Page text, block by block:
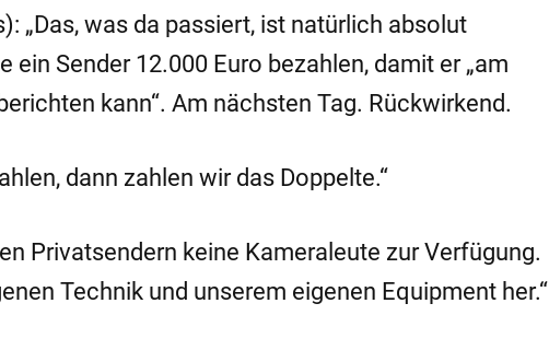
„Das, was da passiert, ist natürlich absolut
ein Sender 12.000 Euro bezahlen, damit er „am
kann“. Am nächsten Tag. Rückwirkend.
dann zahlen wir das Doppelte.“
Privatsendern keine Kameraleute zur Verfügung.
Technik und unserem eigenen Equipment her.“